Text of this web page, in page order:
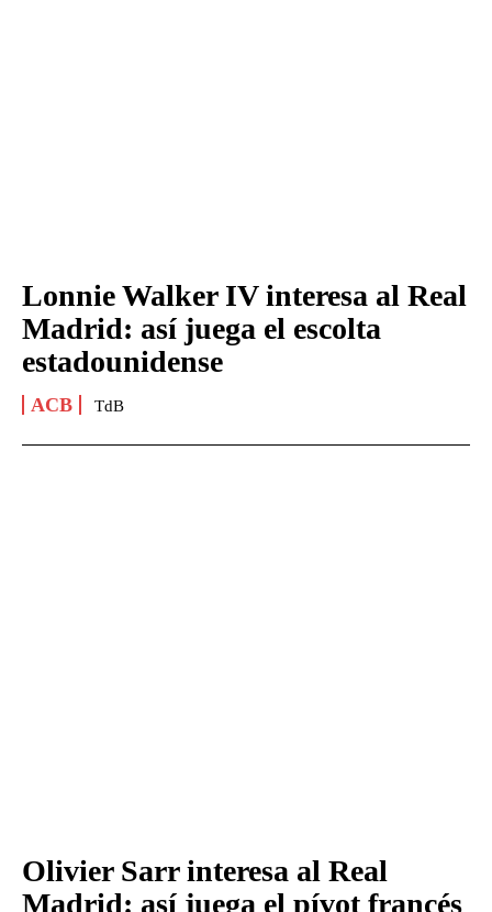
Lonnie Walker IV interesa al Real
Madrid: así juega el escolta
estadounidense
ACB TdB
Olivier Sarr interesa al Real
Madrid: así juega el pívot francés